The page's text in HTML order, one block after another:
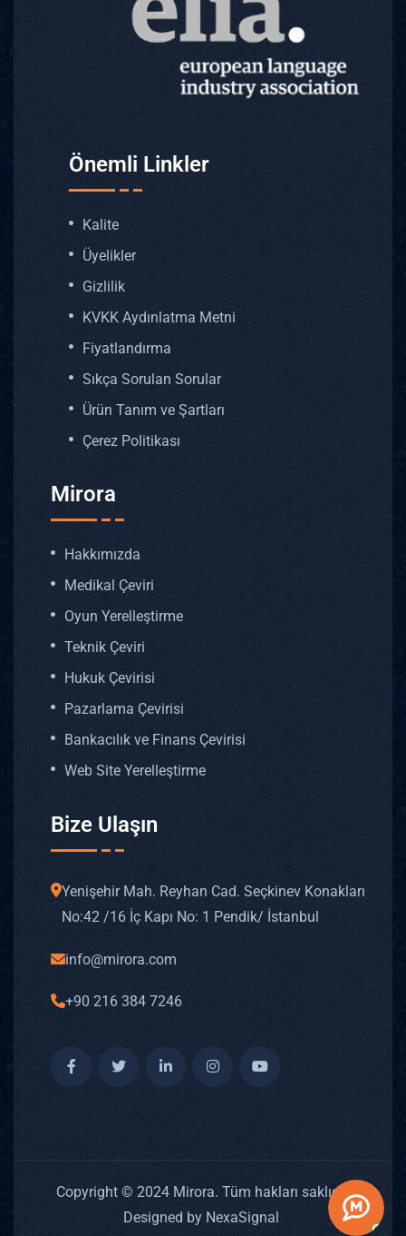
Önemli Linkler
Kalite
Üyelikler
Gizlilik
KVKK Aydınlatma Metni
Fiyatlandırma
Sıkça Sorulan Sorular
Ürün Tanım ve Şartları
Çerez Politikası
Mirora
Hakkımızda
Medikal Çeviri
Oyun Yerelleştirme
Teknik Çeviri
Hukuk Çevirisi
Pazarlama Çevirisi
Bankacılık ve Finans Çevirisi
Web Site Yerelleştirme
Bize Ulaşın
Yenişehir Mah. Reyhan Cad. Seçkinev Konakları
No: 42 /16 İç Kapı No: 1 Pendik/ İstanbul
info@mirora.com
+90 216 384 7246
Copyright © 2024 Mirora. Tüm hakları saklıdır.
Designed by NexaSignal